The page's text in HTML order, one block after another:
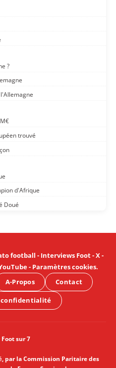
?
trouvé
d'Afrique
Doué
football - Interviews Foot-X-
- Paramètres cookies.
A-Propos Contact
confidentialité
sur 7
, par la Commission Paritaire des